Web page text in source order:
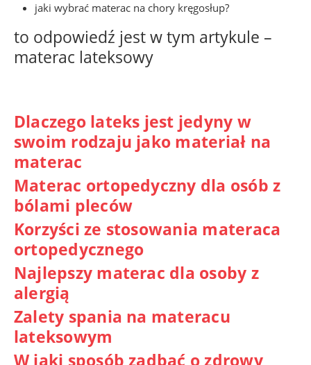
jaki wybrać materac na chory kręgosłup?
to odpowiedź jest w tym artykule –
materac lateksowy
Dlaczego lateks jest jedyny w
swoim rodzaju jako materiał na
materac
Materac ortopedyczny dla osób z
bólami pleców
Korzyści ze stosowania materaca
ortopedycznego
Najlepszy materac dla osoby z
alergią
Zalety spania na materacu
lateksowym
W jaki sposób zadbać o zdrowy